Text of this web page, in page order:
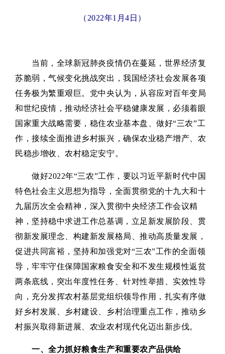
（2022年1月4日）
当前，全球新冠肺炎疫情仍在蔓延，世界经济复
苏脆弱，气候变化挑战突出，我国经济社会发展各项
任务极为繁重艰巨。党中央认为，从容应对百年变局
和世纪疫情，推动经济社会平稳健康发展，必须着眼
国家重大战略需要，稳住农业基本盘、做好“三农”工
作，接续全面推进乡村振兴，确保农业稳产增产、农
民稳步增收、农村稳定安宁。
做好2022年“三农”工作，要以习近平新时代中国
特色社会主义思想为指导，全面贯彻党的十九大和十
九届历次全会精神，深入贯彻中央经济工作会议精
神，坚持稳中求进工作总基调，立足新发展阶段、贯
彻新发展理念、构建新发展格局、推动高质量发展，
促进共同富裕，坚持和加强党对“三农”工作的全面领
导，牢牢守住保障国家粮食安全和不发生规模性返贫
两条底线，突出年度性任务、针对性举措、实效性导
向，充分发挥农村基层党组织领导作用，扎实有序做
好乡村发展、乡村建设、乡村治理重点工作，推动乡
村振兴取得新进展、农业农村现代化迈出新步伐。
一、全力抓好粮食生产和重要农产品供给